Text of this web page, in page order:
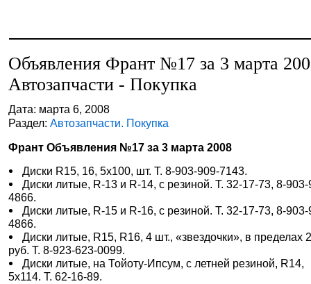
Объявления Франт №17 за 3 марта
Автозапчасти - Покупка
Дата: марта 6, 2008
Раздел:Автозапчасти. Покупка
Франт Объявления №17 за 3 марта 2008
Диски R15, 16, 5х100, шт. Т. 8-903-909-7143.
Диски литые, R-13 и R-14, с резиной. Т. 32-17-73, 8-
4866.
Диски литые, R-15 и R-16, с резиной. Т. 32-17-73, 8-
4866.
Диски литые, R15, R16, 4 шт., «звездочки», в пределах
руб. Т. 8-923-623-0099.
Диски литые, на Тойоту-Ипсум, с летней резиной, R14,
5х114. Т. 62-16-89.